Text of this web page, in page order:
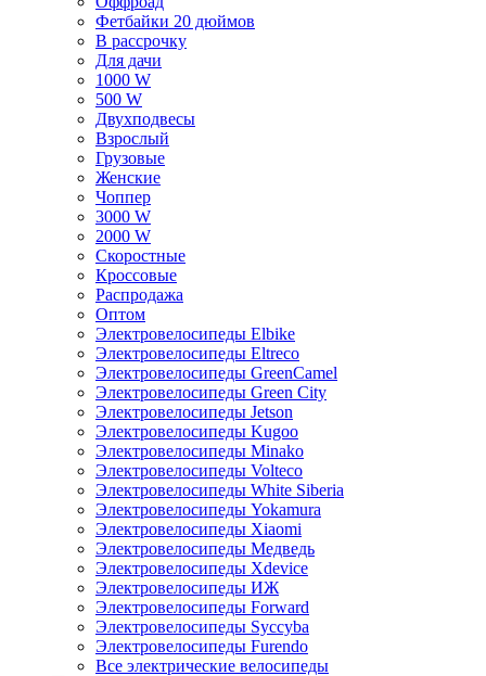
Фетбайки 20 дюймов
В рассрочку
Для дачи
1000 W
500 W
Двухподвесы
Взрослый
Грузовые
Женские
Чоппер
3000 W
2000 W
Скоростные
Кроссовые
Распродажа
Оптом
Электровелосипеды Elbike
Электровелосипеды Eltreco
Электровелосипеды GreenCamel
Электровелосипеды Green City
Электровелосипеды Jetson
Электровелосипеды Kugoo
Электровелосипеды Minako
Электровелосипеды Volteco
Электровелосипеды White Siberia
Электровелосипеды Yokamura
Электровелосипеды Xiaomi
Электровелосипеды Медведь
Электровелосипеды Xdevice
Электровелосипеды ИЖ
Электровелосипеды Forward
Электровелосипеды Syccyba
Электровелосипеды Furendo
Все электрические велосипеды